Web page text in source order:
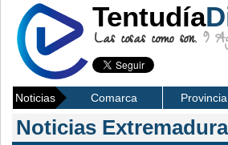
Tentudía
Las cosas como son. 9
Noticias Comarca
Noticias Extremadura